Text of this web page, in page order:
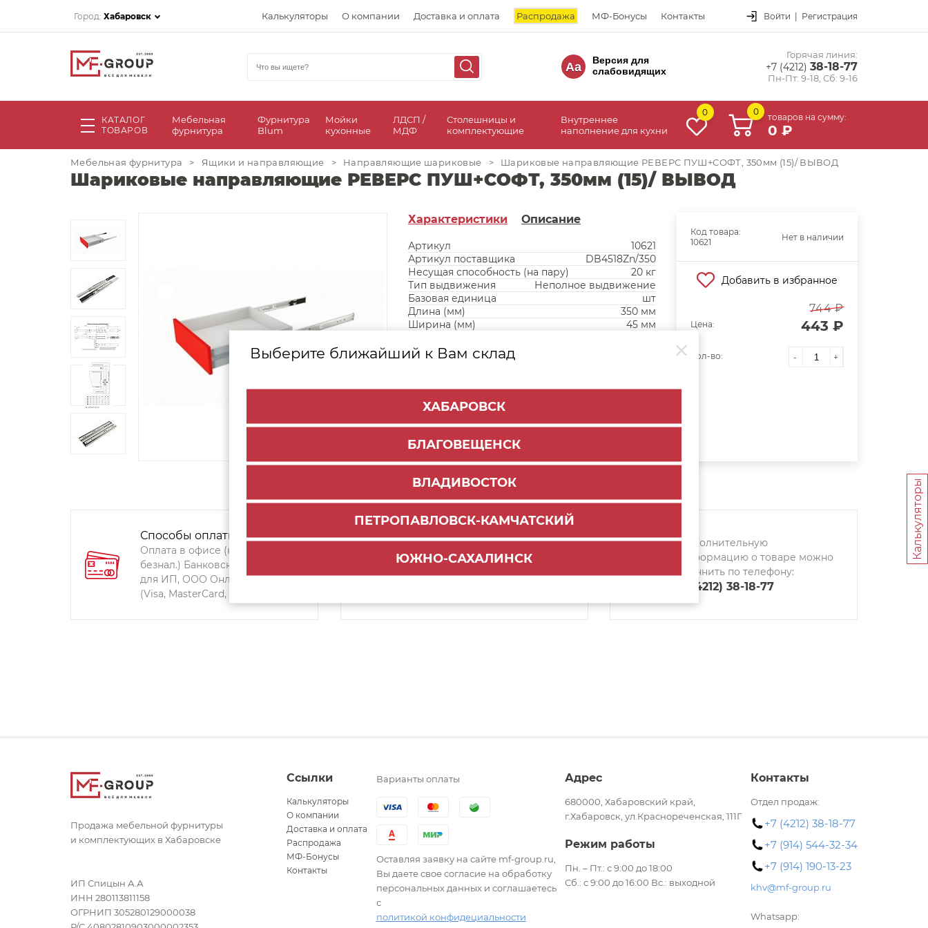
Город: Хабаровск Калькуляторы О компании Доставка и оплата Распродажа МФ-Бонусы Контакты Войти | Регистрация
Aa
Версия для
слабовидящих
Горячая линия:
+7 (4212) 38-18-77
Пн-Пт: 9-18, Сб: 9-16
КАТАЛОГ
ТОВАРОВ
Мебельная
фурнитура
Фурнитура
Blum
Мойки
кухонные
ЛДСП /
МДФ
Столешницы и
комплектующие
Внутреннее
наполнение для кухни
0 0
товаров на сумму:
0 ₽
Выберите ближайший к Вам склад
ХАБАРОВСК
БЛАГОВЕЩЕНСК
ВЛАДИВОСТОК
ПЕТРОПАВЛОВСК-КАМЧАТСКИЙ
ЮЖНО-САХАЛИНСК
Мебельная фурнитура > Ящики и направляющие > Направляющие шариковые > Шариковые направляющие РЕВЕРС ПУШ+СОФТ, 350мм (15)/ ВЫВОД
Шариковые направляющие РЕВЕРС ПУШ+СОФТ, 350мм (15)/ ВЫВОД
Характеристики Описание
Артикул
10621
Артикул поставщика
DB4518Zn/350
Несущая способность (на пару)
20 кг
Тип выдвижения
Неполное выдвижение
Базовая единица
шт
Длина (мм)
350 мм
Ширина (мм)
45 мм
Код товара:
10621
Нет в наличии
Добавить в избранное
Цена:
744 ₽
443 ₽
Кол-во: - +
Способы оплаты:
Оплата в офисе (наличными,
безнал.) Банковский перевод
для ИП, ООО Онлайн-оплата
(Visa, MasterCard, Мир)
Способы доставки:
По городу:1000 руб.
Дополнительную
информацию о товаре можно
уточнить по телефону:
8 (4212) 38-18-77
Калькуляторы
Продажа мебельной фурнитуры
и комплектующих в Хабаровске
ИП Спицын А.А
ИНН 280113811158
ОГРНИП 305280129000038
Ссылки
Калькуляторы
О компании
Доставка и оплата
Распродажа
МФ-Бонусы
Контакты
Варианты оплаты
Оставляя заявку на сайте mf-group.ru,
Вы даете свое согласие на обработку
персональных данных и соглашаетесь
с
политикой конфидециальности
Адрес
680000, Хабаровский край,
г.Хабаровск, ул.Краснореченская, 111Г
Режим работы
Пн. – Пт.: с 9:00 до 18:00
Сб.: с 9:00 до 16:00 Вс.: выходной
Контакты
Отдел продаж:
+7 (4212) 38-18-77
+7 (914) 544-32-34
+7 (914) 190-13-23
khv@mf-group.ru
Whatsapp: